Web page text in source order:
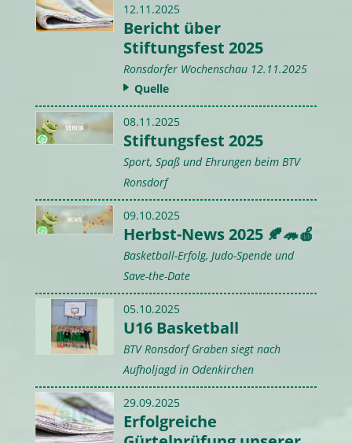
12.11.2025
Bericht über
Stiftungsfest 2025
Ronsdorfer Wochenschau 12.11.2025
Quelle
08.11.2025
Stiftungsfest 2025
Sport, Spaß und Ehrungen beim BTV
Ronsdorf
09.10.2025
Herbst-News 2025 🍂🦔🍎
Basketball-Erfolg, Judo-Spende und
Save-the-Date
05.10.2025
U16 Basketball
BTV Ronsdorf Graben siegt nach
Aufholjagd in Odenkirchen
29.09.2025
Erfolgreiche